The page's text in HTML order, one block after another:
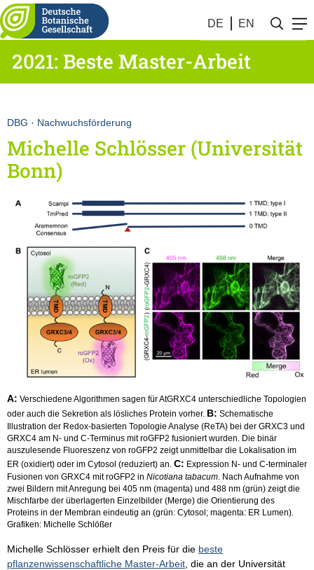
DE EN
2021: Beste Master-Arbeit
DBG · Nachwuchsförderung
Michelle Schlösser (Universität
Bonn)
A: Verschiedene Algorithmen sagen für AtGRXC4 unterschiedliche Topologien
oder auch die Sekretion als lösliches Protein vorher. B: Schematische
Illustration der Redox-basierten Topologie Analyse (ReTA) bei der GRXC3 und
GRXC4 am N- und C-Terminus mit roGFP2 fusioniert wurden. Die binär
auszulesende Fluoreszenz von roGFP2 zeigt unmittelbar die Lokalisation im
ER (oxidiert) oder im Cytosol (reduziert) an. C: Expression N- und C-terminaler
Fusionen von GRXC4 mit roGFP2 in Nicotiana tabacum . Nach Aufnahme von
zwei Bildern mit Anregung bei 405 nm (magenta) und 488 nm (grün) zeigt die
Mischfarbe der überlagerten Einzelbilder (Merge) die Orientierung des
Proteins in der Membran eindeutig an (grün: Cytosol; magenta: ER Lumen).
Grafiken: Michelle Schlößer
Michelle Schlösser erhielt den Preis für die beste
pflanzenwissenschaftliche Master-Arbeit , die an der Universität